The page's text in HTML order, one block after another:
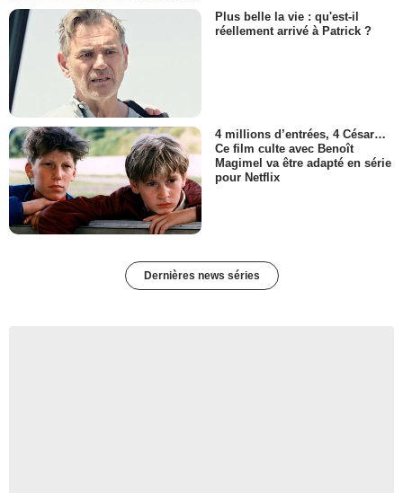
Plus belle la vie : qu'est-il
réellement arrivé à Patrick ?
4 millions d’entrées, 4 César…
Ce film culte avec Benoît
Magimel va être adapté en série
pour Netflix
Dernières news séries